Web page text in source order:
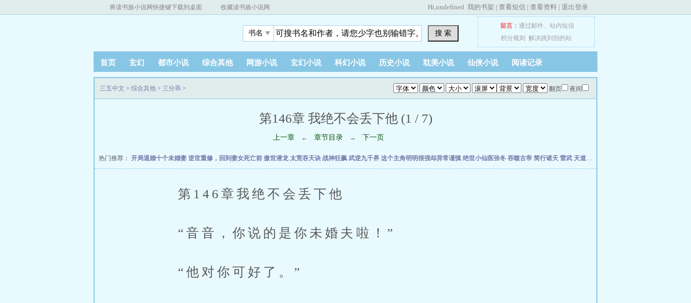
将读书族小说网快捷键下载到桌面 收藏读书族小说网 Hi,undefined 我的书架 | 查看短信 | 查看资料 | 退出登录
书名 搜 索
留言： 通过邮件、 站内短信
积分规则
解决跳到别的站
首页 玄幻 都市小说 综合其他 网游小说 玄幻小说 科幻小说 历史小说 耽美小说 仙侠小说 阅读记录
翻页 夜间
三五中文 > 综合其他 > 三分乖 >
第146章 我绝不会丢下他 (1 / 7)
上一章 ← 章节目录 → 下一页
热门推荐： 开局退婚十个未婚妻 逆世重修，回到妻女死亡前 傲世潜龙太荒吞天诀 战神狂飙 武逆九千界 这个主角明明很强却异常谨慎 绝世小仙医张冬 吞噬古帝 简行诸天 雷武 天道天骄
第146章我绝不会丢下他
“音音，你说的是你未婚夫啦！”
“他对你可好了。”